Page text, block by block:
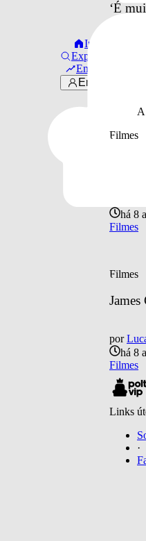
Início
Explorar
Em alta
Entrar
‘É
A
Filmes
há 8
Filmes
Filmes
por
há 8
Filmes
Links
·